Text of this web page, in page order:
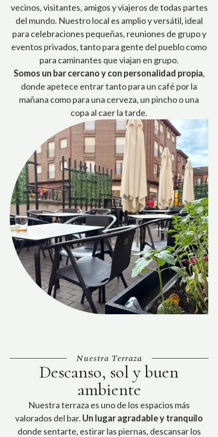
vecinos, visitantes, amigos y viajeros de todas partes
del mundo. Nuestro local es amplio y versátil, ideal
para celebraciones pequeñas, reuniones de grupo y
eventos privados, tanto para gente del pueblo como
para caminantes que viajan en grupo.
Somos un bar cercano y con personalidad propia,
donde apetece entrar tanto para un café por la
mañana como para una cerveza, un pincho o una
copa al caer la tarde.
Nuestra Terraza
Descanso, sol y buen
ambiente
Nuestra terraza es uno de los espacios más
valorados del bar. Un lugar agradable y tranquilo
donde sentarte, estirar las piernas, descansar los